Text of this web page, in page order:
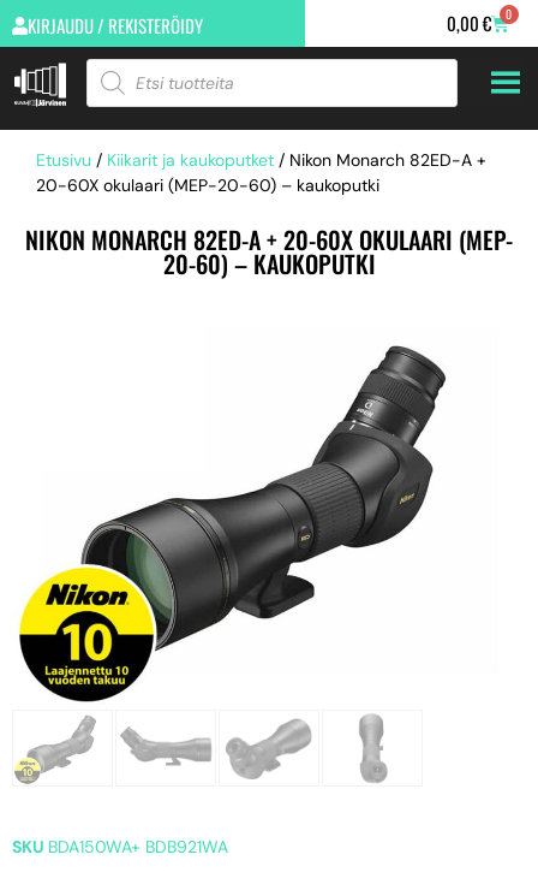
KIRJAUDU / REKISTERÖIDY 0,00€ 0
Etusivu / Kiikarit ja kaukoputket / Nikon Monarch 82ED-A +
20-60X okulaari (MEP-20-60) – kaukoputki
NIKON MONARCH 82ED-A + 20-60X OKULAARI (MEP-
20-60) – KAUKOPUTKI
SKU BDA150WA+ BDB921WA